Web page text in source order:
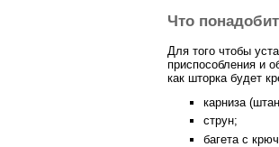
Что
Для того чтобы
приспособления и
как шторка будет
карниза
струн;
багета с